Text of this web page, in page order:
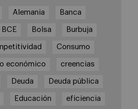
Alemania Banca
BCE Bolsa Burbuja
Consumo
económico creencias
Deuda Deuda pública
Educación eficiencia